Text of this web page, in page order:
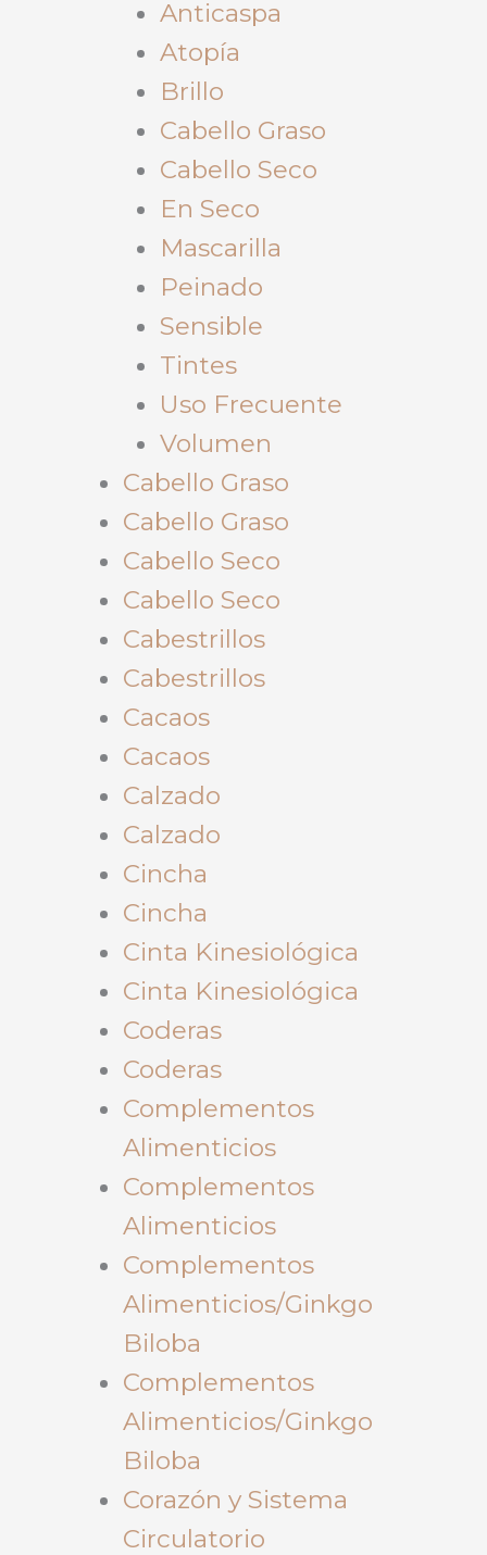
Anticaspa
Atopía
Brillo
Cabello Graso
Cabello Seco
En Seco
Mascarilla
Peinado
Sensible
Tintes
Uso Frecuente
Volumen
Cabello Graso
Cabello Graso
Cabello Seco
Cabello Seco
Cabestrillos
Cabestrillos
Cacaos
Cacaos
Calzado
Calzado
Cincha
Cincha
Cinta Kinesiológica
Cinta Kinesiológica
Coderas
Coderas
Complementos
Alimenticios
Complementos
Alimenticios
Complementos
Alimenticios/Ginkgo
Biloba
Complementos
Alimenticios/Ginkgo
Biloba
Corazón y Sistema
Circulatorio